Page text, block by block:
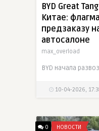
BYD Great
Китае:
предзаказу
автосалоне
max_overload
10-04-2026,
0 НОВОСТИ